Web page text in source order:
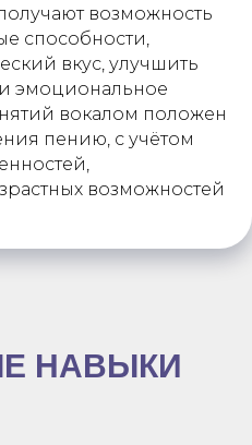
возможность
способности,
вкус, улучшить
эмоциональное
вокалом положен
пению, с учётом
возможностей
НАВЫКИ